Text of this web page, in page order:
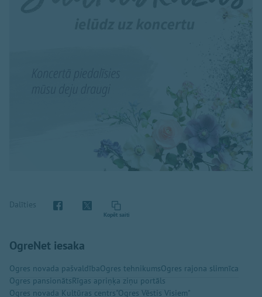
Dalīties
Kopēt saiti
OgreNet iesaka
Ogres novada pašvaldībaOgres tehnikumsOgres rajona slimnīca
Ogres pansionātsRīgas apriņķa ziņu portāls
Ogres novada Kultūras centrs"Ogres Vēstis Visiem"